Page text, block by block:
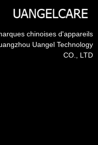
chinoises d'appareils
Uangel Technology
CO., LTD